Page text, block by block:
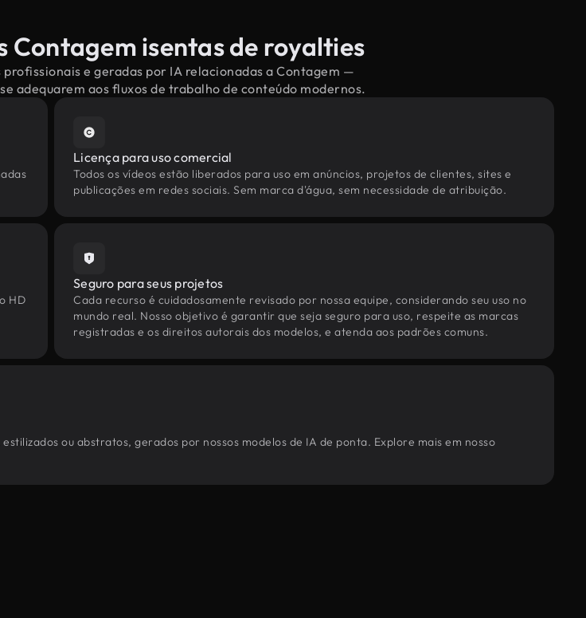
Contagem isentas de royalties
e geradas por IA relacionadas a Contagem —
adequarem aos fluxos de trabalho de conteúdo modernos.
Licença para uso comercial
Todos os vídeos estão liberados para uso em anúncios, projetos de clientes, sites e
publicações em redes sociais. Sem marca d'água, sem necessidade de atribuição.
HD
Seguro para seus projetos
Cada recurso é cuidadosamente revisado por nossa equipe, considerando seu uso no
mundo real. Nosso objetivo é garantir que seja seguro para uso, respeite as marcas
registradas e os direitos autorais dos modelos, e atenda aos padrões comuns.
ou abstratos, gerados por nossos modelos de IA de ponta. Explore mais em nosso